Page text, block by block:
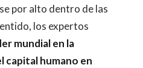
por alto dentro de las
los expertos
mundial en la
capital humano en